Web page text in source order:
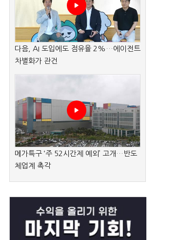
다음, AI 도입에도 점유율 2%…에이전트
차별화가 관건
메가특구 ‘주 52시간제 예외’ 고개…반도
체업계 촉각